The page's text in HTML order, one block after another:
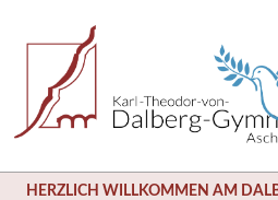
HERZLICH WILLKOMMEN AM